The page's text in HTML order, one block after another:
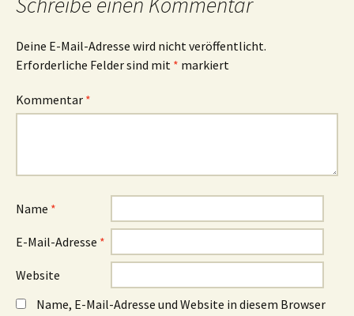
Deine E-Mail-Adresse wird nicht veröffentlicht.
Erforderliche Felder sind mit * markiert
Kommentar *
Name *
E-Mail-Adresse *
Website
Name, E-Mail-Adresse und Website in diesem Browser